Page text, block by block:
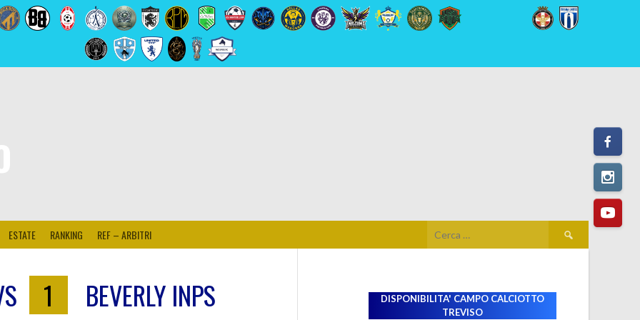
ESTATE RANKING REF – ARBITRI
Ricerca
per:
1 BEVERLY INPS DISPONIBILITA' CAMPO CALCIOTTO
TREVISO